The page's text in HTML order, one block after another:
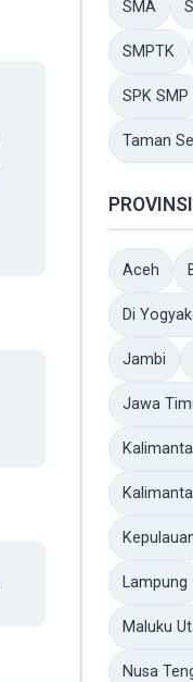
SMA
SMPTK
SPK SMP
Taman
PROVINSI
Aceh
Di
Jambi
Jawa
Lampung
Maluku
Nusa